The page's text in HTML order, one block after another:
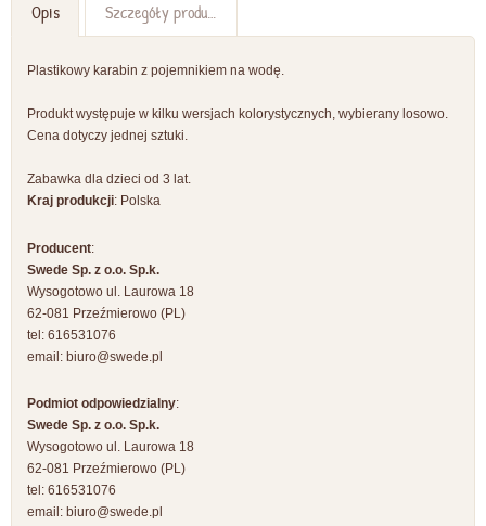
Opis Szczegóły produktu
Plastikowy karabin z pojemnikiem na wodę.
Produkt występuje w kilku wersjach kolorystycznych, wybierany losowo.
Cena dotyczy jednej sztuki.
Zabawka dla dzieci od 3 lat.
Kraj produkcji: Polska
Producent:
Swede Sp. z o.o. Sp.k.
Wysogotowo ul. Laurowa 18
62-081 Przeźmierowo (PL)
tel: 616531076
email: biuro@swede.pl
Podmiot odpowiedzialny:
Swede Sp. z o.o. Sp.k.
Wysogotowo ul. Laurowa 18
62-081 Przeźmierowo (PL)
tel: 616531076
email: biuro@swede.pl